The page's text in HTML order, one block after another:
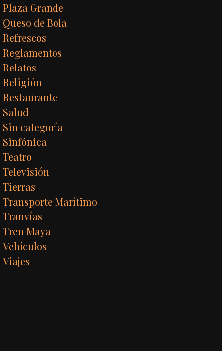
Plaza Grande
Queso de Bola
Refrescos
Reglamentos
Relatos
Religión
Restaurante
Salud
Sin categoría
Sinfónica
Teatro
Televisión
Tierras
Transporte Marítimo
Tranvías
Tren Maya
Vehículos
Viajes